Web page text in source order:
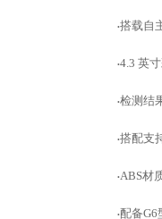
•搭载自
•4.3 英
•检测结
•搭配支
•ABS材
•配备G6